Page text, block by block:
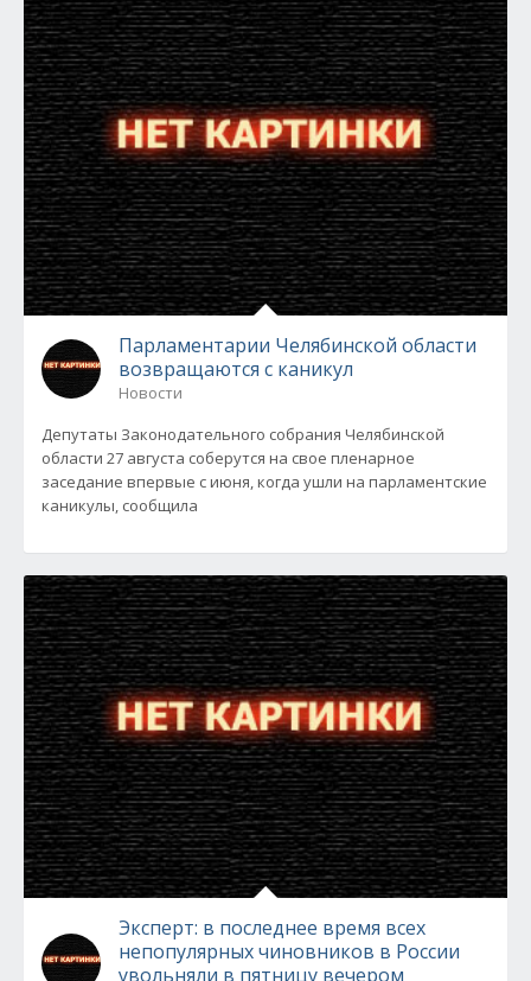
Парламентарии Челябинской области
возвращаются с каникул
Новости
Депутаты Законодательного собрания Челябинской
области 27 августа соберутся на свое пленарное
заседание впервые с июня, когда ушли на парламентские
каникулы, сообщила
Эксперт: в последнее время всех
непопулярных чиновников в России
увольняли в пятницу вечером